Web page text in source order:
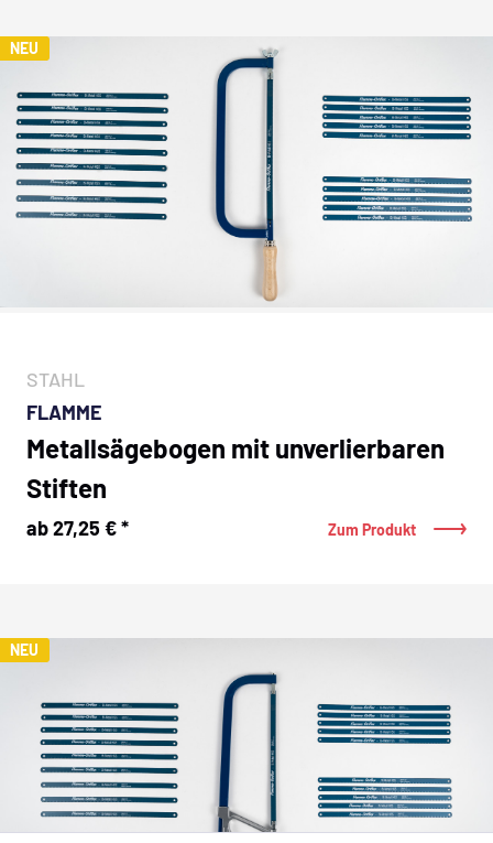
NEU
STAHL
FLAMME
Metallsägebogen mit unverlierbaren
Stiften
ab 27,25 € * Zum Produkt
NEU